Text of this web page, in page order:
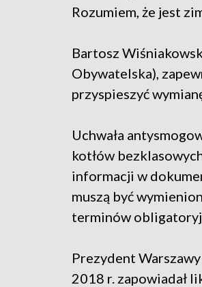
Rozumiem, że jest
Bartosz
Obywatelska),
przyspieszyć
Uchwała
kotłów
informacji w
muszą być
terminów
Prezydent
2018 r. zapowiadał